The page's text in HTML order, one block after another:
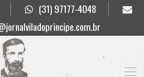
(31) 97177-4048